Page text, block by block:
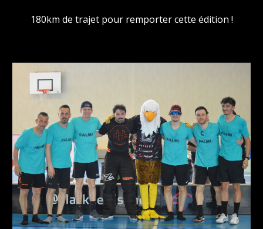
180km de trajet pour remporter cette édition !